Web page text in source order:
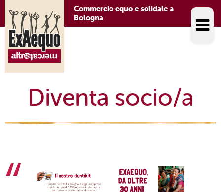
Commercio equo e solidale a
Bologna
Diventa socio/a